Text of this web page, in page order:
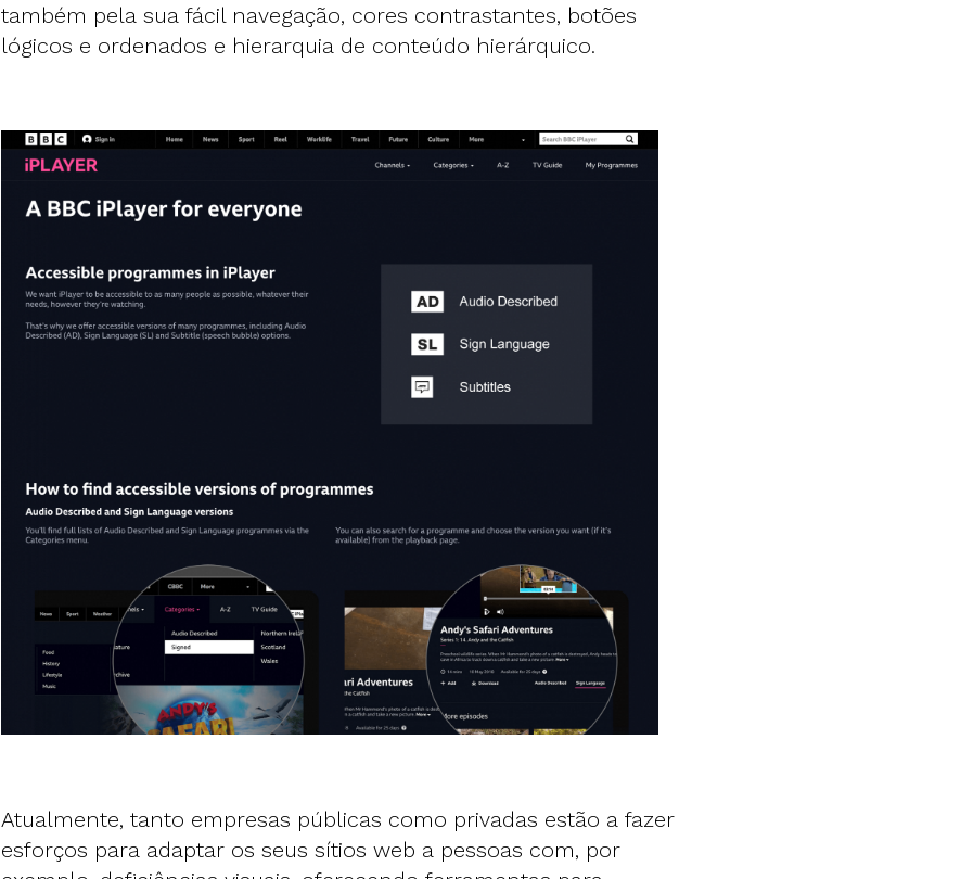
também pela sua fácil navegação, cores contrastantes, botões
lógicos e ordenados e hierarquia de conteúdo hierárquico.
Atualmente, tanto empresas públicas como privadas estão a fazer
esforços para adaptar os seus sítios web a pessoas com, por